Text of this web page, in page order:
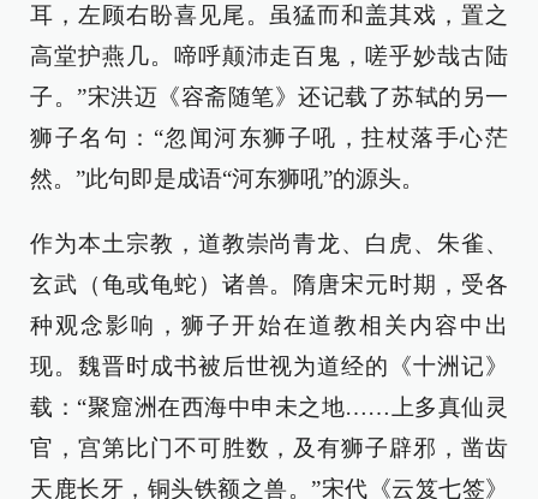
耳，左顾右盼喜见尾。虽猛而和盖其戏，置之
高堂护燕几。啼呼颠沛走百鬼，嗟乎妙哉古陆
子。”宋洪迈《容斋随笔》还记载了苏轼的另一
狮子名句：“忽闻河东狮子吼，拄杖落手心茫
然。”此句即是成语“河东狮吼”的源头。
作为本土宗教，道教崇尚青龙、白虎、朱雀、
玄武（龟或龟蛇）诸兽。隋唐宋元时期，受各
种观念影响，狮子开始在道教相关内容中出
现。魏晋时成书被后世视为道经的《十洲记》
载：“聚窟洲在西海中申未之地……上多真仙灵
官，宫第比门不可胜数，及有狮子辟邪，凿齿
天鹿长牙，铜头铁额之兽。”宋代《云笈七签》